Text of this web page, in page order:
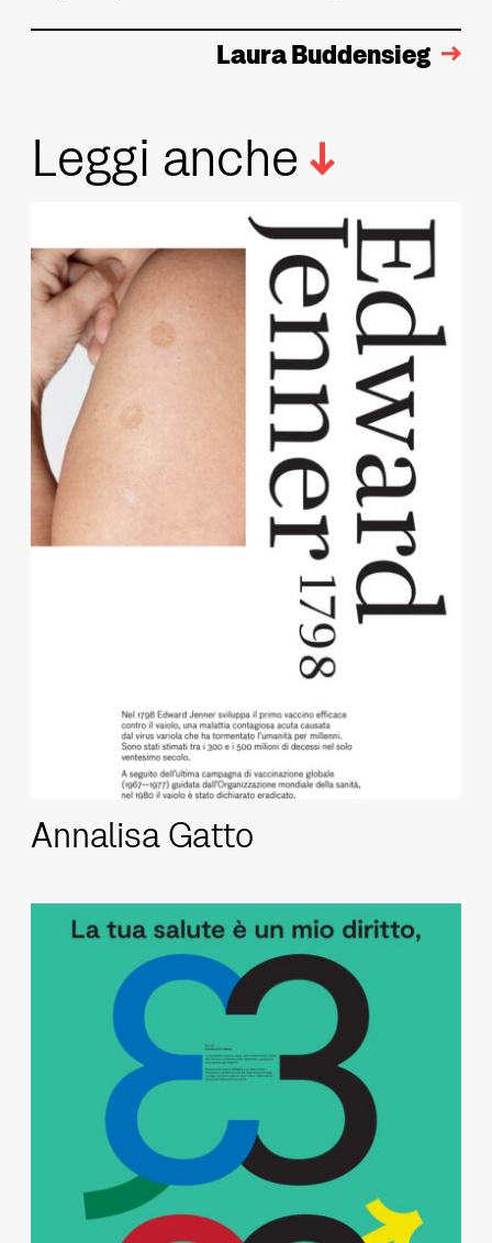
Laura Buddensieg
Leggi anche
Annalisa Gatto